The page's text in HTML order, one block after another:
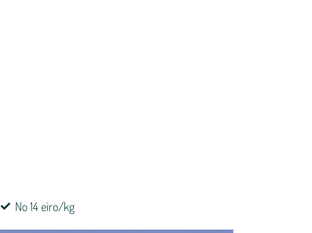
No 14 eiro/kg